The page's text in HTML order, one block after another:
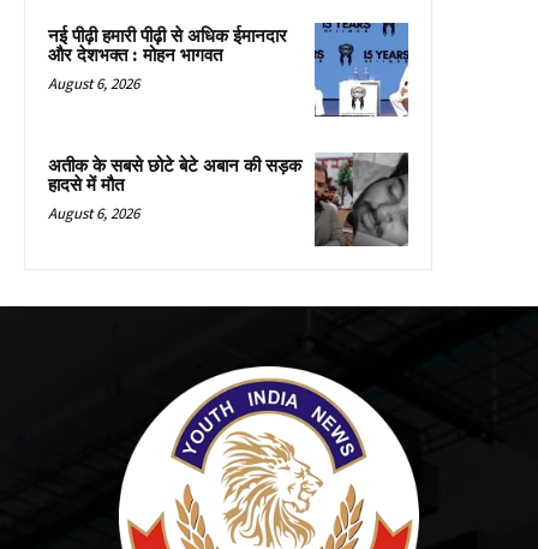
नई पीढ़ी हमारी पीढ़ी से अधिक ईमानदार
और देशभक्त : मोहन भागवत
August 6, 2026
अतीक के सबसे छोटे बेटे अबान की सड़क
हादसे में मौत
August 6, 2026